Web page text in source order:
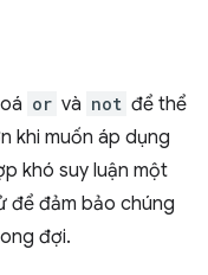
or và not để thể
khi muốn áp dụng
khó suy luận một
để đảm bảo chúng
đợi.